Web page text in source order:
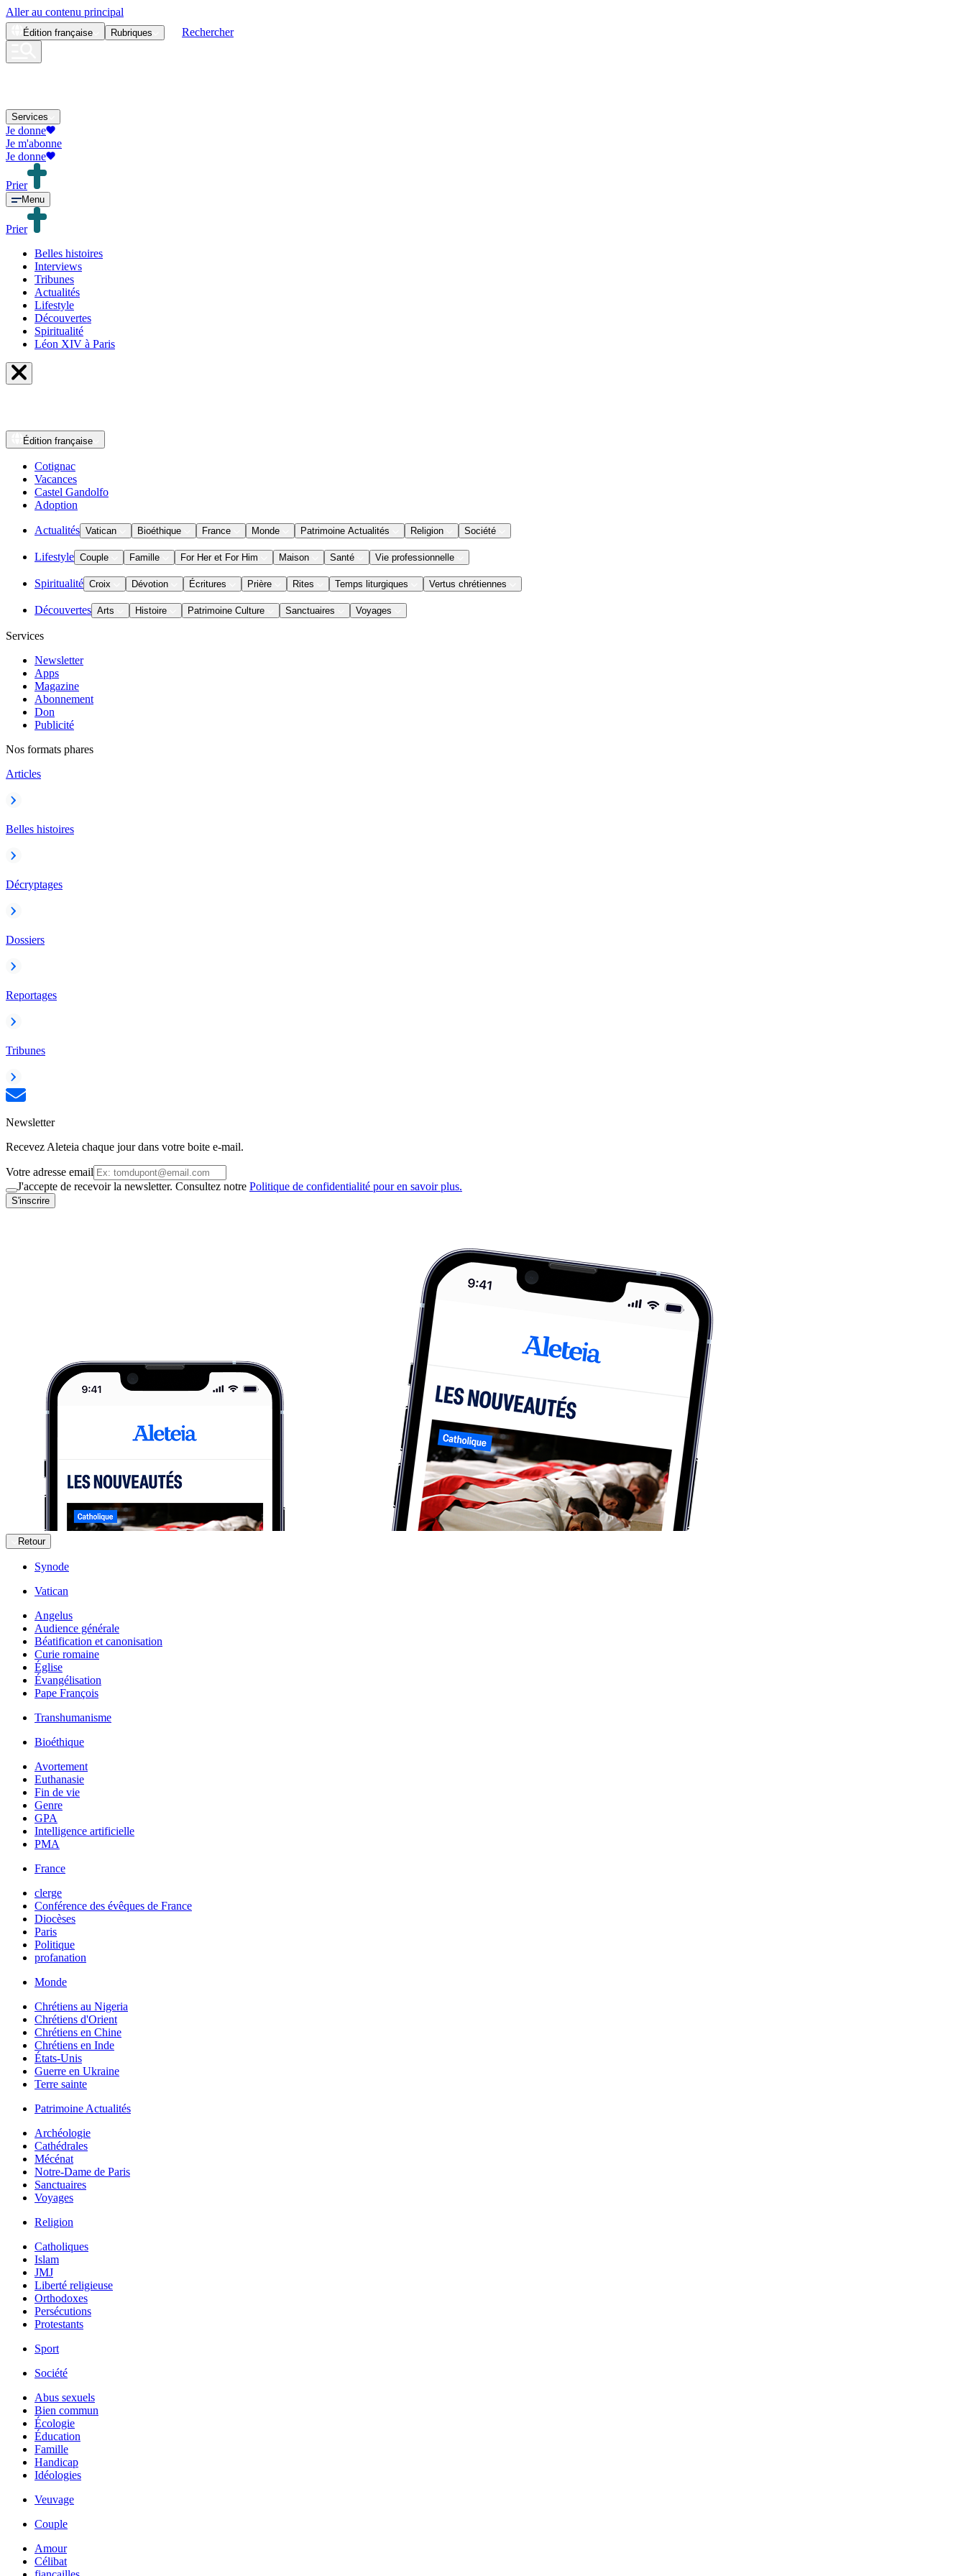
Aller au contenu principal
Édition française Rubriques Rechercher
Services
Je donne
Je m'abonne
Je donne
Prier
Menu
Prier
Belles histoires
Interviews
Tribunes
Actualités
Lifestyle
Découvertes
Spiritualité
Léon XIV à Paris
Édition française
Cotignac
Vacances
Castel Gandolfo
Adoption
Actualités Vatican Bioéthique France Monde Patrimoine Actualités Religion Société
Lifestyle Couple Famille For Her et For Him Maison Santé Vie professionnelle
Spiritualité Croix Dévotion Écritures Prière Rites Temps liturgiques Vertus chrétiennes
Découvertes Arts Histoire Patrimoine Culture Sanctuaires Voyages
Services
Newsletter
Apps
Magazine
Abonnement
Don
Publicité
Nos formats phares
Articles
Belles histoires
Décryptages
Dossiers
Reportages
Tribunes
Newsletter
Recevez Aleteia chaque jour dans votre boite e-mail.
Votre adresse email
J'accepte de recevoir la newsletter. Consultez notre Politique de confidentialité pour en savoir plus.
S'inscrire
Retour
Synode
Vatican
Angelus
Audience générale
Béatification et canonisation
Curie romaine
Église
Évangélisation
Pape François
Transhumanisme
Bioéthique
Avortement
Euthanasie
Fin de vie
Genre
GPA
Intelligence artificielle
PMA
France
clerge
Conférence des évêques de France
Diocèses
Paris
Politique
profanation
Monde
Chrétiens au Nigeria
Chrétiens d'Orient
Chrétiens en Chine
Chrétiens en Inde
États-Unis
Guerre en Ukraine
Terre sainte
Patrimoine Actualités
Archéologie
Cathédrales
Mécénat
Notre-Dame de Paris
Sanctuaires
Voyages
Religion
Catholiques
Islam
JMJ
Liberté religieuse
Orthodoxes
Persécutions
Protestants
Sport
Société
Abus sexuels
Bien commun
Écologie
Éducation
Famille
Handicap
Idéologies
Veuvage
Couple
Amour
Célibat